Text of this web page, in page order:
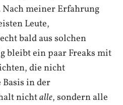
meiner Erfahrung
Leute,
bald aus solchen
bleibt ein paar Freaks mit
die nicht
in der
nichtalle, sondern alle